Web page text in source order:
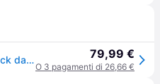
Digitus DN-10-09U Armadio rack da parete 10 (L x A x P) 312 x 464 x 300 mm 9 U Grigio (RAL 7035) 79,99 €
O 3 pagamenti di 26,66 €